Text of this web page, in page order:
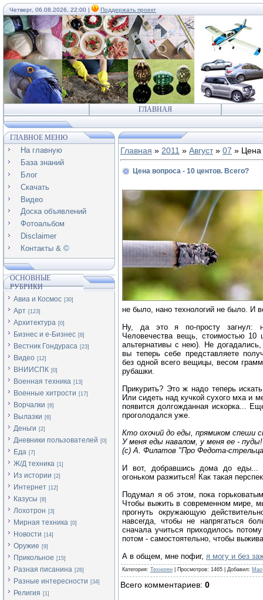
Четверг, 06.08.2026, 22:00 | Поддержать проект
ГЛАВНАЯ
ГЛАВНОЕ МЕНЮ
На главную
База знаний
Блог
Скачать
Видео
Доска объявлений
Фотоальбом
Disclaimer
Контакты & ©
ОСНОВНЫЕ
РУБРИКИ
Авиа и Космос [30]
Арт [123]
Архитектура [0]
Бизнес и е-Бизнес [8]
Вестник Гондураса [23]
Видео [12]
ВНИИСПК [0]
Военная техника [13]
Военные хитрости [17]
Ворчалки [6]
Вылазки [6]
Деньги [2]
Дневники пользователей [0]
Еда [7]
Ж/Д техника [1]
Из истории [2]
Интернет [12]
Казусы [8]
Лохотрон [3]
Мирная техника [0]
Новости [14]
Оружие [9]
Прикольное [15]
Разная писанина [26]
Разные интересности [34]
Религия [1]
Главная » 2011 » Август » 07 » Цена
Цена вопроса - 10 центов. Всего?
не было, нано технологий не было. И
Ну, да это я по-просту загнул:
Человечества вещь, стоимостью 10
альтернативы с нею). Не
вы теперь себе представляете
без одной всего вещицы, весом
рубашки.
Прикурить? Это ж надо теперь
Или сидеть над кучкой сухого мха и
появится долгожданная искорка...
проголодался уже.
Кто охочий до еды, прямиком спеши
У меня еды навалом, у меня ее - пуды!
(с) А. Филатов "Про Федота-
И вот, добравшись дома до еды...
огоньком разжиться! Как такая
Подумал я об этом, пока
Чтобы выжить в современном мире,
прогнуть окружающую
навсегда, чтобы не напрягаться
сначала учиться приходилось
потом - самостоятельно, чтобы
А в общем, мне пофиг, я могу и без
Категория: Техноген Просмотров: 1465 Добавил: Mao
Всего комментариев: 0